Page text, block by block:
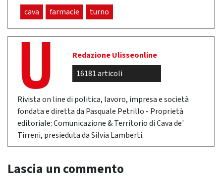
cava farmacie turno
Redazione Ulisseonline
16181 articoli
Rivista on line di politica, lavoro, impresa e società
fondata e diretta da Pasquale Petrillo - Proprietà
editoriale: Comunicazione & Territorio di Cava de'
Tirreni, presieduta da Silvia Lamberti.
Lascia un commento